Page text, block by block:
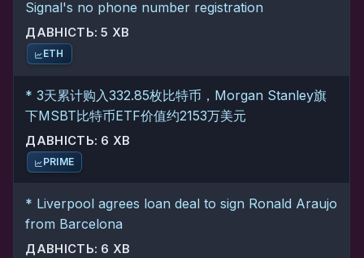
Signal's no phone number registration
ДАВНІСТЬ: 5 ХВ
ETH
* 3天累计购入332.85枚比特币，Morgan Stanley旗
下MSBT比特币ETF价值约2153万美元
ДАВНІСТЬ: 6 ХВ
PRIME
* Liverpool agrees loan deal to sign Ronald Araujo
from Barcelona
ДАВНІСТЬ: 6 ХВ